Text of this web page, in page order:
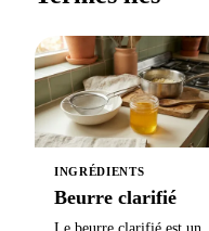
comme une sixième
cuisine
INGRÉDIENTS
Beurre clarifié